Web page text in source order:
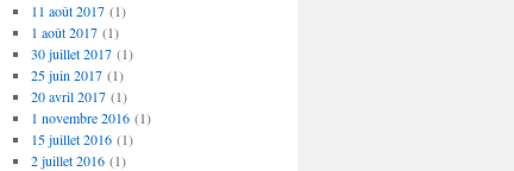
11 août 2017(1)
1 août 2017(1)
30 juillet 2017(1)
25 juin 2017(1)
20 avril 2017(1)
1 novembre 2016(1)
15 juillet 2016(1)
2 juillet 2016(1)